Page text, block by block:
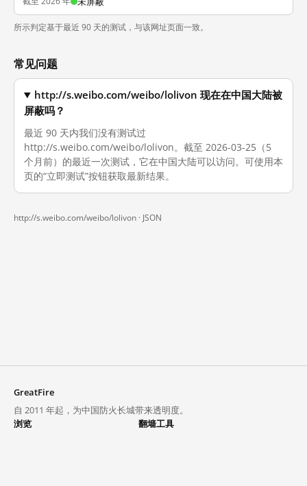
所示判定基于最近 90 天的测试，与该网址页面一致。
常见问题
http://s.weibo.com/weibo/lolivon 现在在中国大陆被
屏蔽吗？
最近 90 天内我们没有测试过
http://s.weibo.com/weibo/lolivon。截至 2026-03-25（5
个月前）的最近一次测试，它在中国大陆可以访问。可使用本
页的“立即测试”按钮获取最新结果。
http://s.weibo.com/weibo/lolivon · JSON
GreatFire
自 2011 年起，为中国防火长城带来透明度。
浏览
翻墙工具